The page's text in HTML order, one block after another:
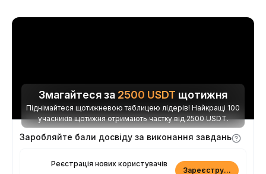
Змагайтеся за 2500 USDT щотижня
Піднімайтеся щотижневою таблицею лідерів! Найкращі 100
учасників щотижня отримають частку від 2500 USDT.
Заробляйте бали досвіду за виконання завдань
Реєстрація нових користувачів
Зареєструватися